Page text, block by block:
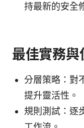
持最新的安全
最佳實務與
分層策略：對
提升靈活性。
規則測試：逐